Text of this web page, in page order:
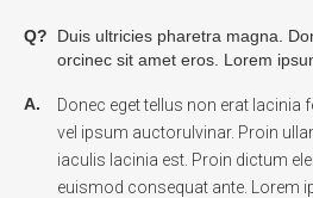
Q?
Duis ultricies pharetra magna.
orcinec sit amet eros. Lorem
A.
Donec eget tellus non erat lacinia
vel ipsum auctorulvinar. Proin
iaculis lacinia est. Proin dictum
euismod consequat ante. Lorem